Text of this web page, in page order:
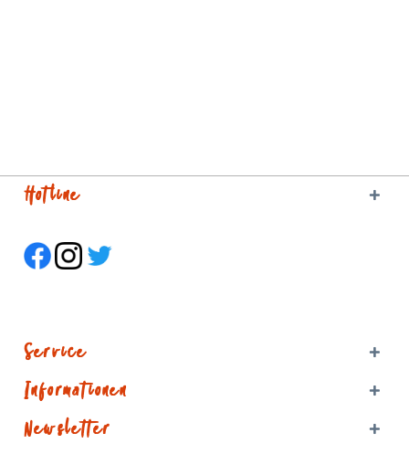
Hotline
Service
Informationen
Newsletter